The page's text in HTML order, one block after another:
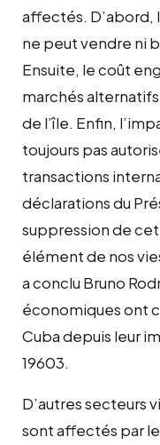
affectés. D’abord,
ne peut vendre ni
Ensuite, le coût
marchés
de l’île. Enfin,
toujours pas
transactions
déclarations du
suppression de
élément de nos
a conclu Bruno
économiques ont
Cuba depuis leur
19603.
D’autres secteurs
sont affectés par